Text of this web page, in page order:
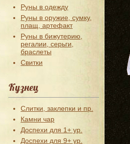
Руны в одежду
Руны в оружие, сумку,
плащ, артефакт
Руны в бижутерию,
регалии, серьги,
браслеты
Свитки
Кузнец
Слитки, заклепки и пр.
Камни чар
Доспехи для 1+ ур.
Доспехи для 9+ ур.